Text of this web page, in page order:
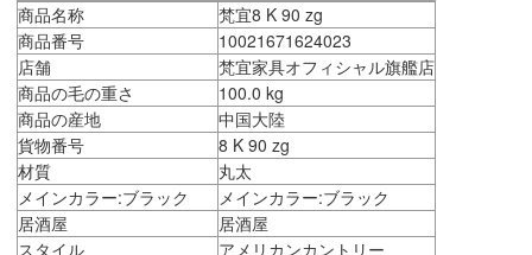
商品名称
梵宜8 K 90 zg
商品番号
10021671624023
店舗
梵宜家具オフィシャル旗艦店
商品の毛の重さ
100.0 kg
商品の産地
中国大陸
貨物番号
8 K 90 zg
材質
丸太
メインカラー:ブラック
メインカラー:ブラック
居酒屋
居酒屋
スタイル
アメリカンカントリー